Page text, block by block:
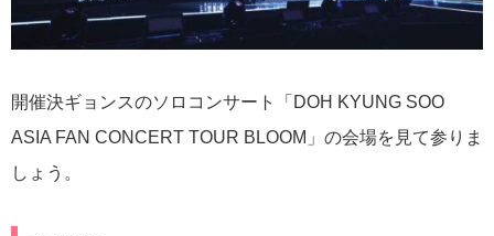
開催決ギョンスのソロコンサート「DOH KYUNG SOO
ASIA FAN CONCERT TOUR BLOOM」の会場を見て参りま
しょう。